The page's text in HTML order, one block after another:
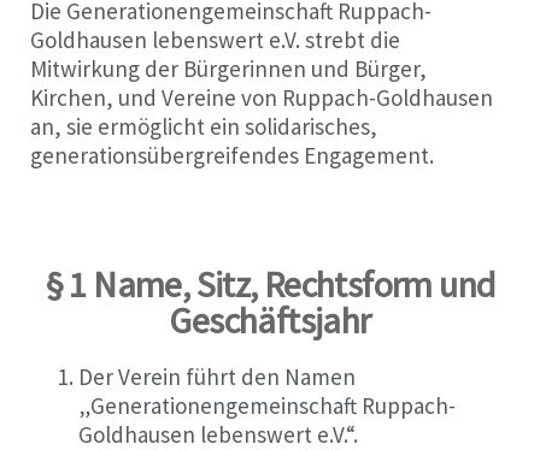
Die Generationengemeinschaft Ruppach-
Goldhausen lebenswert e.V. strebt die
Mitwirkung der Bürgerinnen und Bürger,
Kirchen, und Vereine von Ruppach-Goldhausen
an, sie ermöglicht ein solidarisches,
generationsübergreifendes Engagement.
§ 1 Name, Sitz, Rechtsform und
Geschäftsjahr
Der Verein führt den Namen
„Generationengemeinschaft Ruppach-
Goldhausen lebenswert e.V.“.